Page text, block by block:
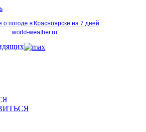
о погоде в Красноярске на 7 дней
world-weather.ru